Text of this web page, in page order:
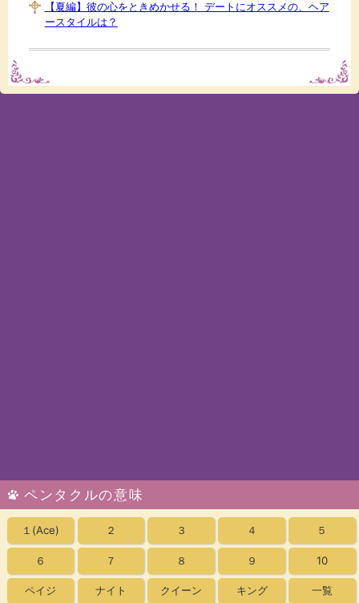
【夏編】彼の心をときめかせる！ デートにオススメの、ヘア
ースタイルは？
ペンタクルの意味
１ (Ace) ２ ３ ４ ５
６ ７ ８ ９ 10
ペイジ ナイト クイーン キング 一覧